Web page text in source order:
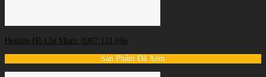
Hotline Hồ Chí Minh: 0907.131.696
Sản Phẩm Đã Xem